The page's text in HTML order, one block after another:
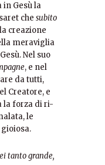
in Gesù la
che subito
creazione
meraviglia
Nel suo
, e nel
da tutti,
Creatore, e
la forza di ri-
le
tanto grande,